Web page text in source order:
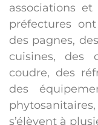
associations
préfectures
des pagnes,
cuisines, des
coudre, des
des
s’élèvent à